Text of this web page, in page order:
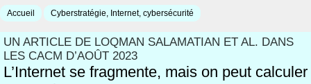
Accueil Cyberstratégie, Internet, cybersécurité
UN ARTICLE DE LOQMAN SALAMATIAN ET AL. DANS
LES CACM D’AOÛT 2023
L’Internet se fragmente, mais on peut calculer